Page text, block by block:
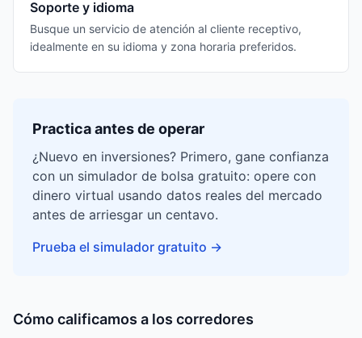
Soporte y idioma
Busque un servicio de atención al cliente receptivo,
idealmente en su idioma y zona horaria preferidos.
Practica antes de operar
¿Nuevo en inversiones? Primero, gane confianza
con un simulador de bolsa gratuito: opere con
dinero virtual usando datos reales del mercado
antes de arriesgar un centavo.
Prueba el simulador gratuito →
Cómo calificamos a los corredores